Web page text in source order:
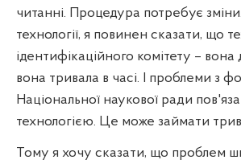
читанні. Процедура потребує
технології, я повинен сказати, що
ідентифікаційного комітету – вона
вона тривала в часі. І проблеми з
Національної наукової ради
технологією. Це може займати
Тому я хочу сказати, що проблем